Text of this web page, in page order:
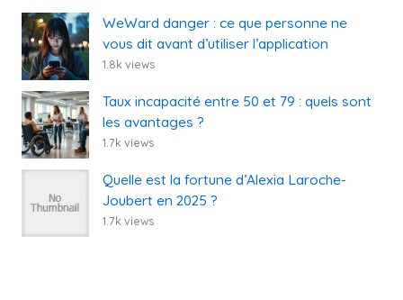
WeWard danger : ce que personne ne
vous dit avant d’utiliser l’application
1.8k views
Taux incapacité entre 50 et 79 : quels sont
les avantages ?
1.7k views
Quelle est la fortune d’Alexia Laroche-
Joubert en 2025 ?
1.7k views